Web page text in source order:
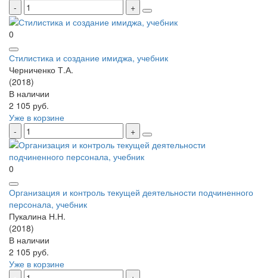
0
Стилистика и создание имиджа, учебник
Черниченко Т.А.
(2018)
В наличии
2 105 руб.
Уже в корзине
0
Организация и контроль текущей деятельности подчиненного
персонала, учебник
Пукалина Н.Н.
(2018)
В наличии
2 105 руб.
Уже в корзине